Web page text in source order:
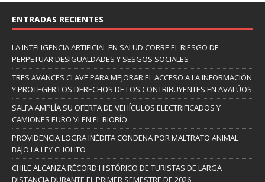
ENTRADAS RECIENTES
LA INTELIGENCIA ARTIFICIAL EN SALUD CORRE EL RIESGO DE
PERPETUAR DESIGUALDADES Y SESGOS SOCIALES
TRES AVANCES CLAVE PARA MEJORAR EL ACCESO A LA INFORMACIÓN
Y PROTEGER LOS DERECHOS DE LOS CONTRIBUYENTES EN AVALÚOS
SALFA AMPLÍA SU OFERTA DE VEHÍCULOS ELECTRIFICADOS Y
CAMIONES EURO VI EN EL BIOBÍO
PROVIDENCIA LOGRA INÉDITA CONDENA POR MALTRATO ANIMAL
BAJO LA LEY CHOLITO
CHILE ALCANZA RÉCORD HISTÓRICO DE TURISTAS DE LARGA
DISTANCIA DURANTE EL PRIMER SEMESTRE DE 2026